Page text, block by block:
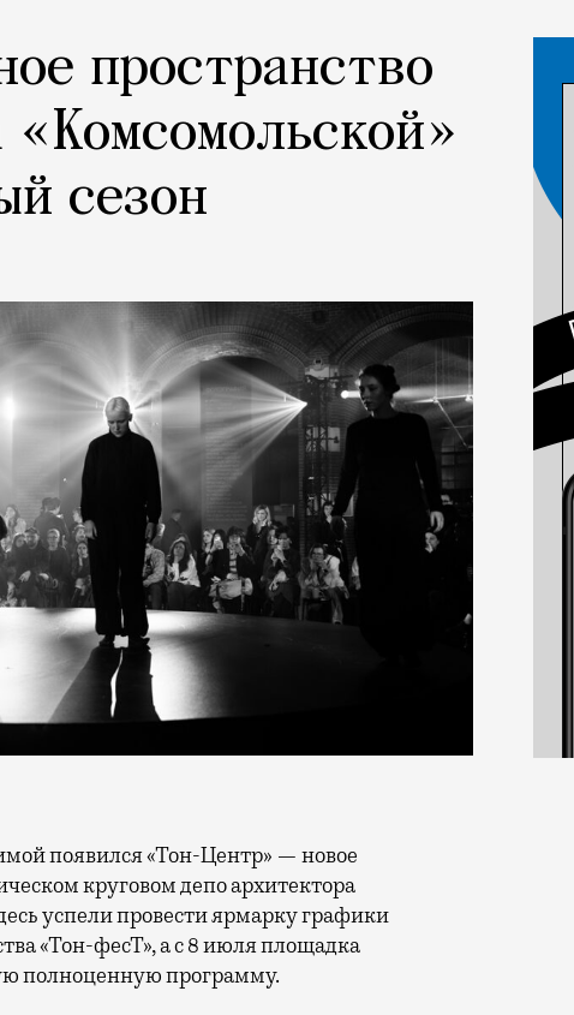
пространство
сезон
круговом депо архитектора
успели провести ярмарку графики
«Тон-фесТ», а с 8 июля площадка
полноценную программу.